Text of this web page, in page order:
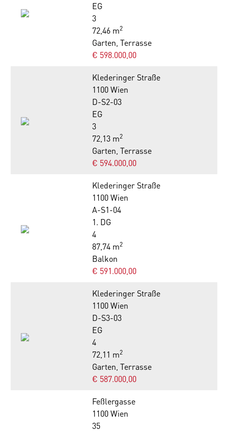
EG
3
72,46 m2
Garten, Terrasse
€ 598.000,00
Klederinger Straße
1100 Wien
D-S2-03
EG
3
72,13 m2
Garten, Terrasse
€ 594.000,00
Klederinger Straße
1100 Wien
A-S1-04
1. DG
4
87,74 m2
Balkon
€ 591.000,00
Klederinger Straße
1100 Wien
D-S3-03
EG
4
72,11 m2
Garten, Terrasse
€ 587.000,00
Feßlergasse
1100 Wien
35